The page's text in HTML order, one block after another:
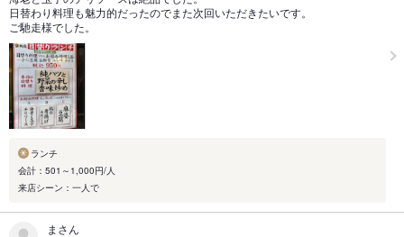
日替わり料理も魅力的だったのでまた次回いただきたいです。
ご馳走様でした。
ランチ
会計：501～1,000円/人
来店シーン：一人で
まさん